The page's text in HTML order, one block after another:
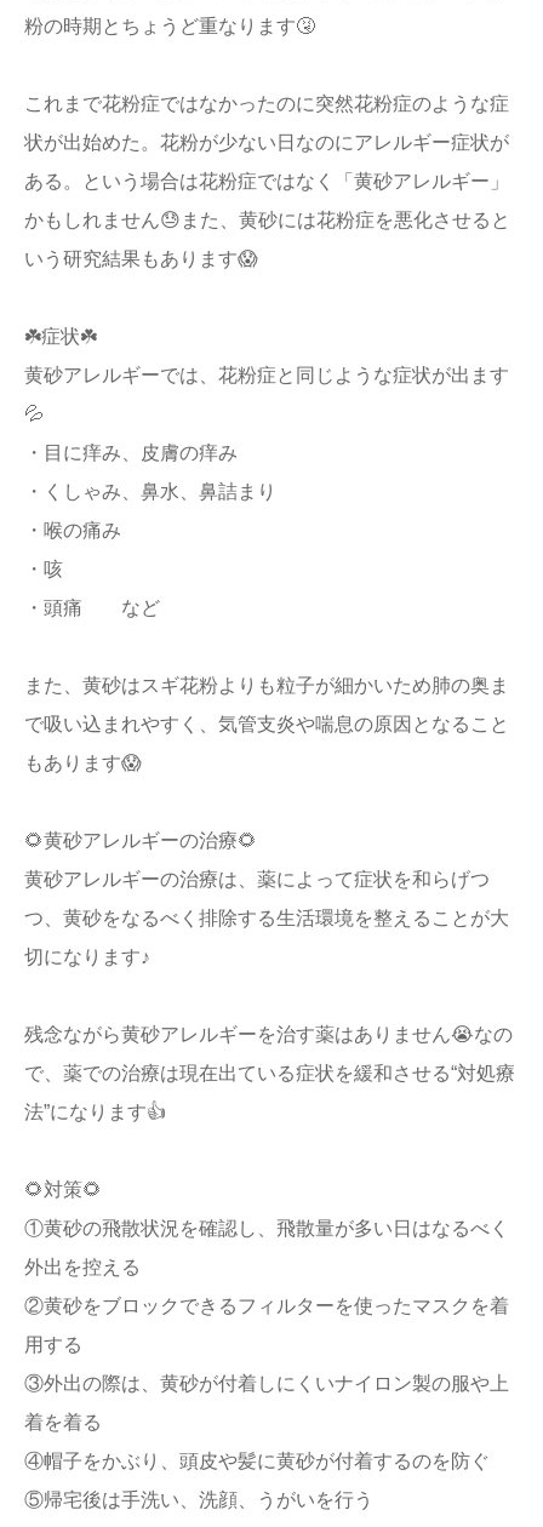
粉の時期とちょうど重なります🤧
これまで花粉症ではなかったのに突然花粉症のような症
状が出始めた。花粉が少ない日なのにアレルギー症状が
ある。という場合は花粉症ではなく「黄砂アレルギー」
かもしれません😓また、黄砂には花粉症を悪化させると
いう研究結果もあります😱
☘️症状☘️
黄砂アレルギーでは、花粉症と同じような症状が出ます
💦
・目に痒み、皮膚の痒み
・くしゃみ、鼻水、鼻詰まり
・喉の痛み
・咳
・頭痛 など
また、黄砂はスギ花粉よりも粒子が細かいため肺の奥ま
で吸い込まれやすく、気管支炎や喘息の原因となること
もあります😱
🌻黄砂アレルギーの治療🌻
黄砂アレルギーの治療は、薬によって症状を和らげつ
つ、黄砂をなるべく排除する生活環境を整えることが大
切になります♪
残念ながら黄砂アレルギーを治す薬はありません😭なの
で、薬での治療は現在出ている症状を緩和させる“対処療
法”になります👍
🌻対策🌻
①黄砂の飛散状況を確認し、飛散量が多い日はなるべく
外出を控える
②黄砂をブロックできるフィルターを使ったマスクを着
用する
③外出の際は、黄砂が付着しにくいナイロン製の服や上
着を着る
④帽子をかぶり、頭皮や髪に黄砂が付着するのを防ぐ
⑤帰宅後は手洗い、洗顔、うがいを行う